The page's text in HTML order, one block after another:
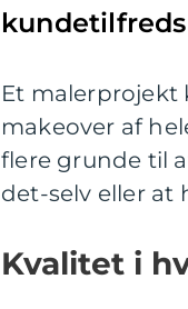
Et malerprojekt
makeover af
flere grunde til
det-selv eller at
Kvalitet i